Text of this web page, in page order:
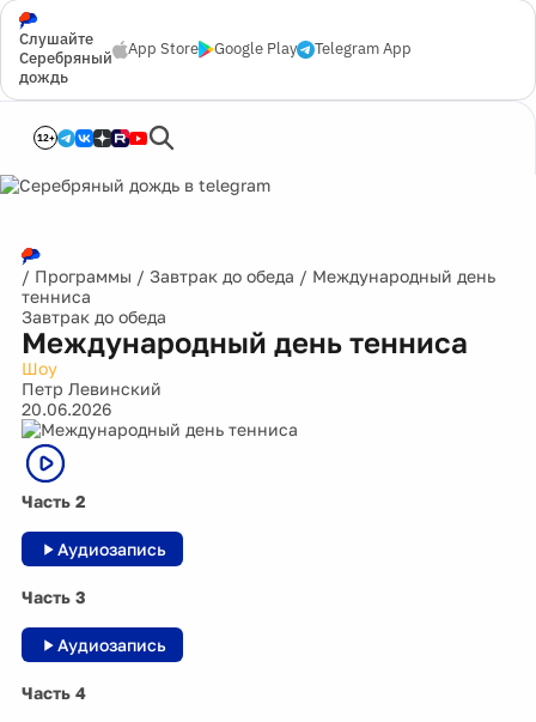
Слушайте
Серебряный
дождь
App Store Google Play Telegram App
12+
/ Программы / Завтрак до обеда / Международный день
тенниса
Завтрак до обеда
Международный день тенниса
Шоу
Петр Левинский
20.06.2026
Часть 2
Аудиозапись
Часть 3
Аудиозапись
Часть 4